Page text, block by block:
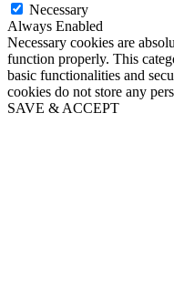
Necessary
Always Enabled
Necessary cookies are
function properly. This
basic functionalities and
cookies do not store any
SAVE & ACCEPT